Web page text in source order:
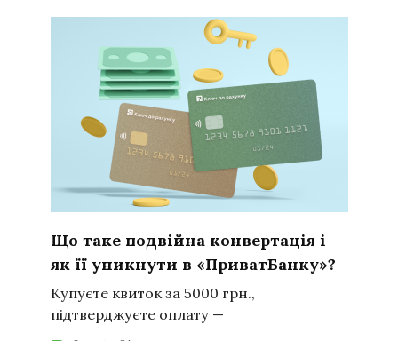
Що таке подвійна конвертація і
як її уникнути в «ПриватБанку»?
Купуєте квиток за 5000 грн.,
підтверджуєте оплату —